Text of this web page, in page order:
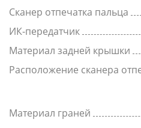
Сканер отпечатка пальца
ИК-передатчик
Материал задней крышки
Расположение сканера
Материал граней